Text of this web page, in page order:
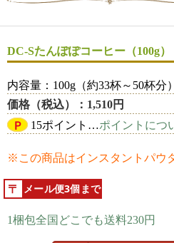
DC-Sたんぽぽコーヒー（100g）
内容量：100g（約33杯～50杯分
価格（税込）：1,510円
Ｐ
15ポイント…ポイントにつ
※この商品はインスタントパウ
メール便3個まで
1梱包全国どこでも送料230円